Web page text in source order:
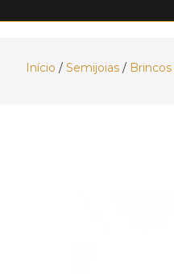
Início / Semijoias / Brincos